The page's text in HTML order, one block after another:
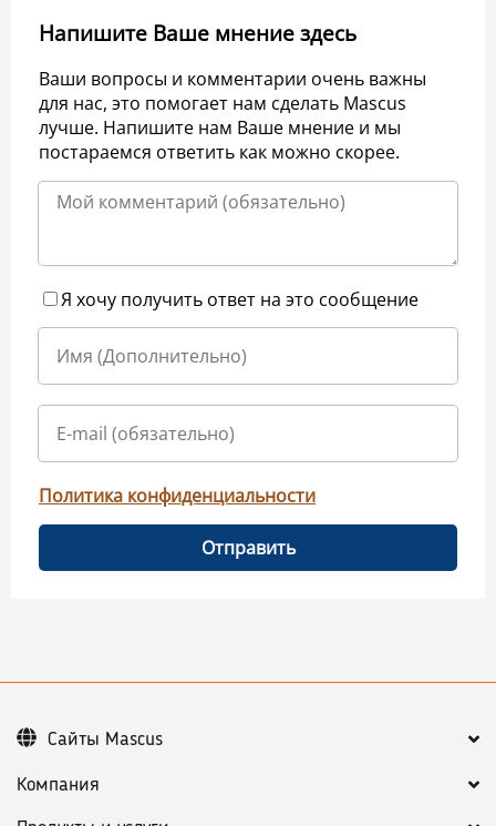
Напишите Ваше мнение здесь
Ваши вопросы и комментарии очень важны
для нас, это помогает нам сделать Mascus
лучше. Напишите нам Ваше мнение и мы
постараемся ответить как можно скорее.
Я хочу получить ответ на это сообщение
Политика конфиденциальности
Отправить
Компания
Сайты Mascus